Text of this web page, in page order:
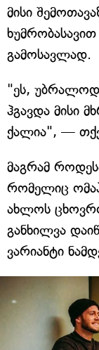
მისი
გამოსავლად.
"ეს,
ჰგავდა მისი
ქალია", —
მაგრამ
რომელიც
ახლოს
განხილვა
ვარიანტი